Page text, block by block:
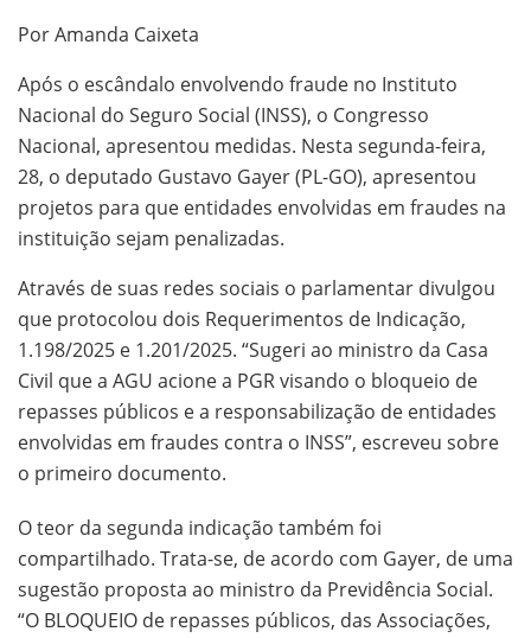
Por Amanda Caixeta
Após o escândalo envolvendo fraude no Instituto
Nacional do Seguro Social (INSS), o Congresso
Nacional, apresentou medidas. Nesta segunda-feira,
28, o deputado Gustavo Gayer (PL-GO), apresentou
projetos para que entidades envolvidas em fraudes na
instituição sejam penalizadas.
Através de suas redes sociais o parlamentar divulgou
que protocolou dois Requerimentos de Indicação,
1.198/2025 e 1.201/2025. “Sugeri ao ministro da Casa
Civil que a AGU acione a PGR visando o bloqueio de
repasses públicos e a responsabilização de entidades
envolvidas em fraudes contra o INSS”, escreveu sobre
o primeiro documento.
O teor da segunda indicação também foi
compartilhado. Trata-se, de acordo com Gayer, de uma
sugestão proposta ao ministro da Previdência Social.
“O BLOQUEIO de repasses públicos, das Associações,